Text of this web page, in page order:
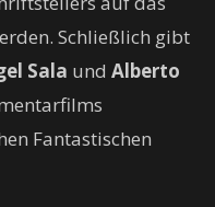
Schließlich gibt
Sala und Alberto
Fantastischen